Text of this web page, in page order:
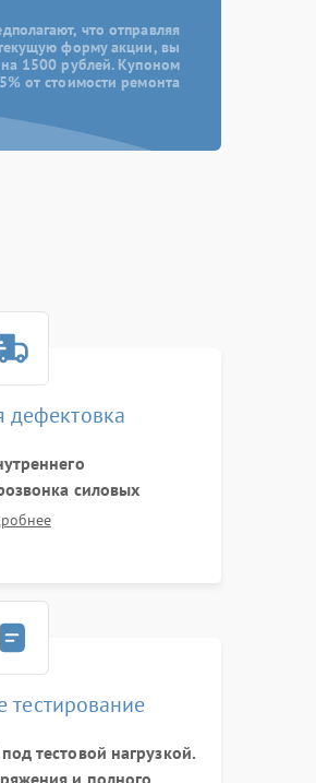
что отправляя
форму акции, вы
на 1500 рублей. Купоном
от стоимости ремонта
дефектовка
силовых
диодов, реле
тестирование
тестовой нагрузкой.
и полного